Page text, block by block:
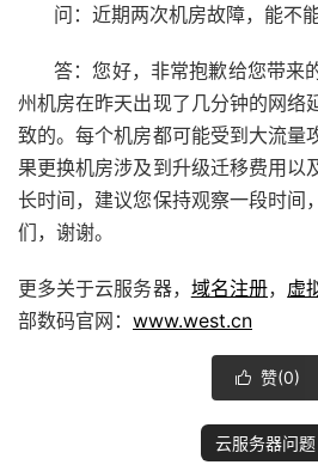
问：近期两次机房故障，能不
答：您好，非常抱歉给您带来
州机房在昨天出现了几分钟的网络
致的。每个机房都可能受到大流量
果更换机房涉及到升级迁移费用以
长时间，建议您保持观察一段时间
们，谢谢。
更多关于云服务器， 域名注册， 虚
部数码官网： www.west.cn
 赞(0)
云服务器问题